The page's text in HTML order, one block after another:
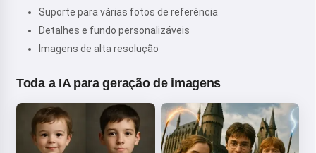
Suporte para várias fotos de referência
Detalhes e fundo personalizáveis
Imagens de alta resolução
Toda a IA para geração de imagens